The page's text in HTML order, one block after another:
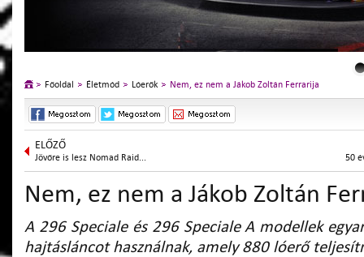
Főoldal Életmód Lóerők Nem, ez nem a Jákob Zoltán Ferrarija
ELŐZŐ
Jövőre is lesz Nomad Raid... 50
Nem, ez nem a Jákob Zoltán
A 296 Speciale és 296 Speciale A modellek
hajtásláncot használnak, amely 880 lóerő